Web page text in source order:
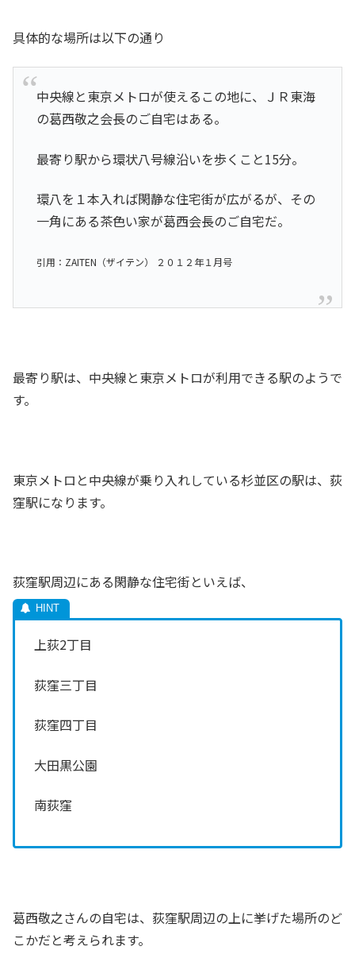
具体的な場所は以下の通り
中央線と東京メトロが使えるこの地に、ＪＲ東海
の葛西敬之会長のご自宅はある。
最寄り駅から環状八号線沿いを歩くこと15分。
環八を１本入れば閑静な住宅街が広がるが、その
一角にある茶色い家が葛西会長のご自宅だ。
引用：ZAITEN（ザイテン） ２０１２年１月号
最寄り駅は、中央線と東京メトロが利用できる駅のようで
す。
東京メトロと中央線が乗り入れしている杉並区の駅は、荻
窪駅になります。
荻窪駅周辺にある閑静な住宅街といえば、
上荻2丁目
荻窪三丁目
荻窪四丁目
大田黒公園
南荻窪
葛西敬之さんの自宅は、荻窪駅周辺の上に挙げた場所のど
こかだと考えられます。